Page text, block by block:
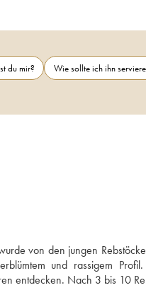
du mir? Wie sollte ich ihn
von den jungen
und rassigem
entdecken. Nach 3 bis 10